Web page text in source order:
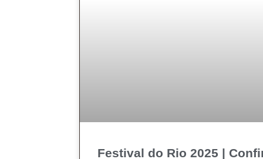
Festival do Rio 2025 |